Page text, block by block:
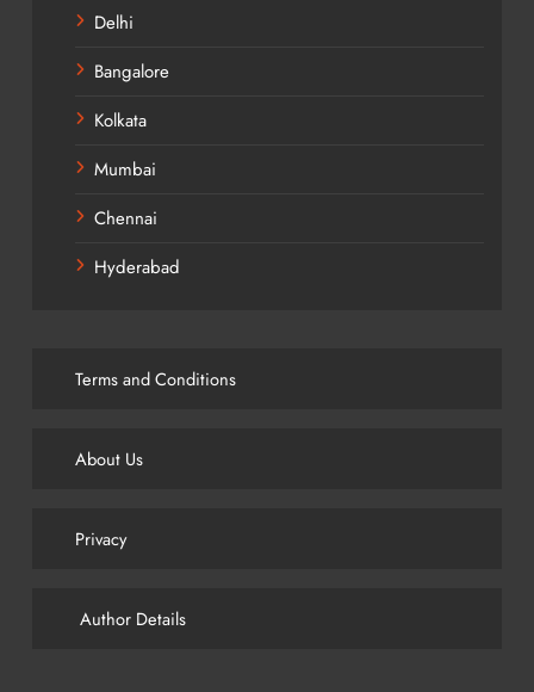
Delhi
Bangalore
Kolkata
Mumbai
Chennai
Hyderabad
Terms and Conditions
About Us
Privacy
Author Details